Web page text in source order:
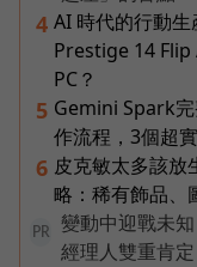
4 AI 時代的行動
Prestige 14 Flip
PC？
5 Gemini Spark
作流程，3個超
6 皮克敏太多該
略：稀有飾品、
PR
變動中迎戰未
經理人雙重肯